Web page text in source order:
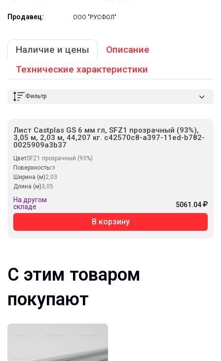
Продавец: ООО "РУСФОЛ"
Наличие и цены
Описание
Технические характеристики
Фильтр
Лист Castplas GS 6 мм гл, SFZ1 прозрачный (93%),
3,05 м, 2,03 м, 44,207 кг. c42570c8-a397-11ed-b782-
0025909a3b37
ЦветSFZ1 прозрачный (93%)
Поверхностьгл
Ширина (м)2,03
Длина (м)3,05
На другом
складе
5061.04
В корзину
С этим товаром
покупают